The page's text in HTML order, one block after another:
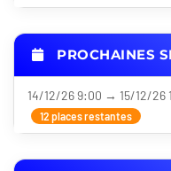
PROCHAINES
14/12/26 9:00 → 15/12/26
12 places restantes